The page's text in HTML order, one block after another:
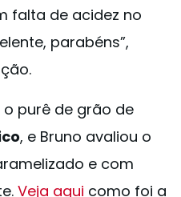
falta de acidez no
parabéns”,
purê de grão de
, e Bruno avaliou o
e com
Veja aqui como foi a